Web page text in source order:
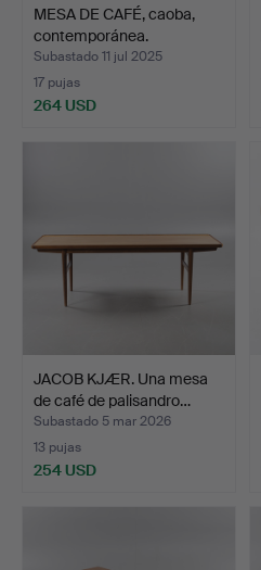
MESA DE CAFÉ, caoba,
contemporánea.
Subastado 11 jul 2025
17 pujas
264 USD
JACOB KJÆR. Una mesa
de café de palisandro…
Subastado 5 mar 2026
13 pujas
254 USD